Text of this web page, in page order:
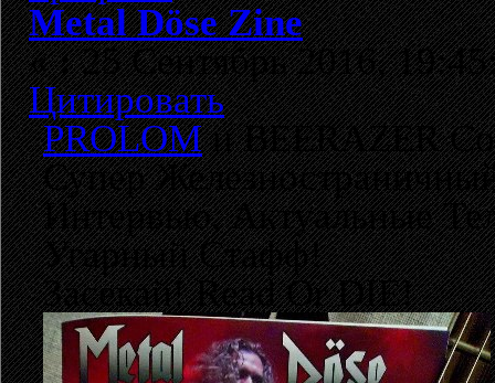
Metal Döse Zine
«:25 Сентябрь 2016,
Цитировать
PROLOMи BEERAZER
Супер
Интервью, Актуальные
Угарный Стафф!
Засекай! Read Or DIE!